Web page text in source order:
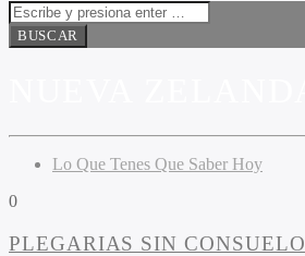
Lo Que Tenes Que Saber Hoy
0
PLEGARIAS SIN CONSUELO